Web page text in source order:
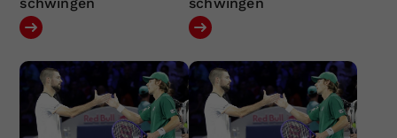
schwingen
schwingen